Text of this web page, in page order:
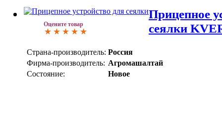
Оцените товар
Прицепное
сеялки
Страна-производитель: Россия
Фирма-производитель: Агромашалтай
Состояние:
Новое